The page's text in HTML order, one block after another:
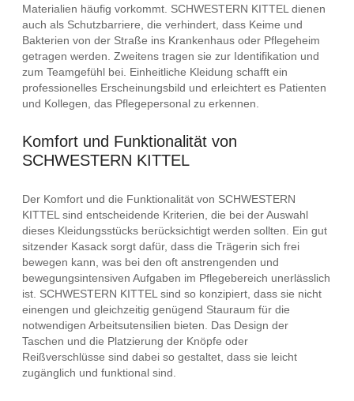
Materialien häufig vorkommt. SCHWESTERN KITTEL dienen
auch als Schutzbarriere, die verhindert, dass Keime und
Bakterien von der Straße ins Krankenhaus oder Pflegeheim
getragen werden. Zweitens tragen sie zur Identifikation und
zum Teamgefühl bei. Einheitliche Kleidung schafft ein
professionelles Erscheinungsbild und erleichtert es Patienten
und Kollegen, das Pflegepersonal zu erkennen.
Komfort und Funktionalität von
SCHWESTERN KITTEL
Der Komfort und die Funktionalität von SCHWESTERN
KITTEL sind entscheidende Kriterien, die bei der Auswahl
dieses Kleidungsstücks berücksichtigt werden sollten. Ein gut
sitzender Kasack sorgt dafür, dass die Trägerin sich frei
bewegen kann, was bei den oft anstrengenden und
bewegungsintensiven Aufgaben im Pflegebereich unerlässlich
ist. SCHWESTERN KITTEL sind so konzipiert, dass sie nicht
einengen und gleichzeitig genügend Stauraum für die
notwendigen Arbeitsutensilien bieten. Das Design der
Taschen und die Platzierung der Knöpfe oder
Reißverschlüsse sind dabei so gestaltet, dass sie leicht
zugänglich und funktional sind.